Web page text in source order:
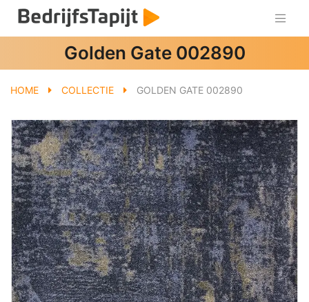
Golden Gate 002890
HOME COLLECTIE GOLDEN GATE 002890